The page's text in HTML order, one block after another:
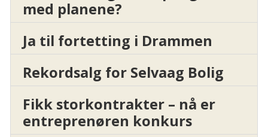
med planene?
Ja til fortetting i Drammen
Rekordsalg for Selvaag Bolig
Fikk storkontrakter – nå er
entreprenøren konkurs